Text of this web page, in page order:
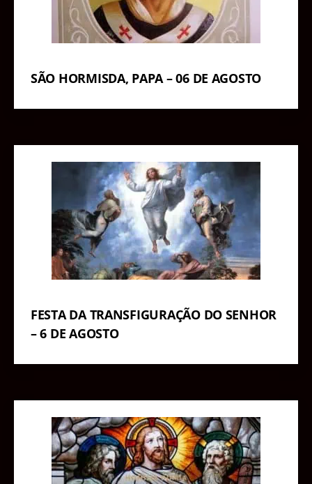
SÃO HORMISDA, PAPA – 06 DE AGOSTO
FESTA DA TRANSFIGURAÇÃO DO SENHOR
– 6 DE AGOSTO